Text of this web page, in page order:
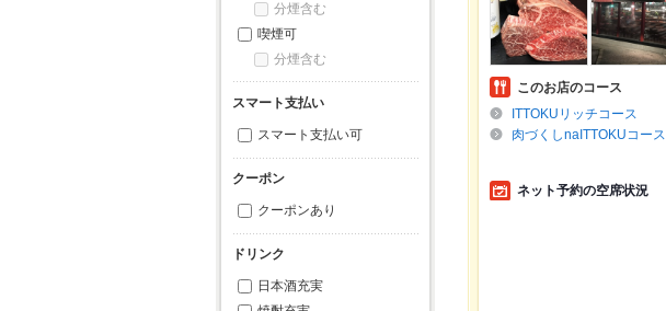
分煙含む
喫煙可
分煙含む
スマート支払い
スマート支払い可
クーポン
クーポンあり
ドリンク
日本酒充実
このお店のコース
ITTOKUリッチコース
肉づくしnaITTOKUコース
ネット予約の空席状況